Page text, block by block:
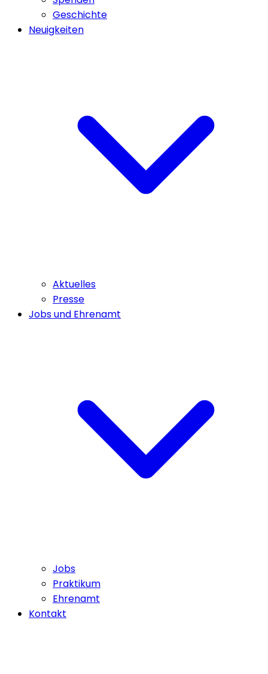
Geschichte
Neuigkeiten
Aktuelles
Presse
Jobs und Ehrenamt
Jobs
Praktikum
Ehrenamt
Kontakt